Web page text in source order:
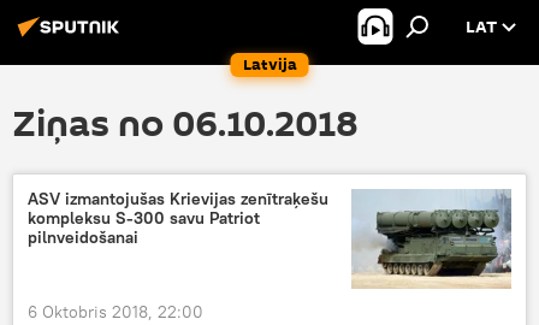
Latvija
LAT
Ziņas no 06.10.2018
ASV izmantojušas Krievijas zenītraķešu
kompleksu S-300 savu Patriot
pilnveidošanai
6 Oktobris 2018, 22:00